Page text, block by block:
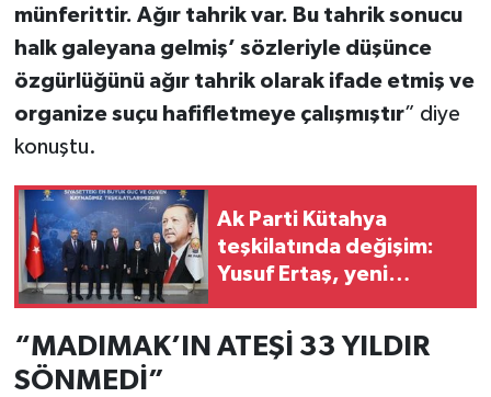
münferittir. Ağır tahrik var. Bu tahrik sonucu
halk galeyana gelmiş’ sözleriyle düşünce
özgürlüğünü ağır tahrik olarak ifade etmiş ve
organize suçu hafifletmeye çalışmıştır” diye
konuştu.
Ak Parti Kütahya
teşkilatında değişim:
Yusuf Ertaş, yeni
“MADIMAK’IN ATEŞİ 33 YILDIR
SÖNMEDİ”